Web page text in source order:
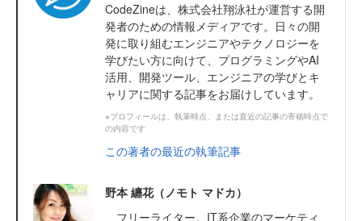
CodeZineは、株式会社翔泳社が運営する開
発者のための情報メディアです。日々の開
発に取り組むエンジニアやテクノロジーを
学びたい方に向けて、プログラミングやAI
活用、開発ツール、エンジニアの学びとキ
ャリアに関する記事をお届けしています。
※プロフィールは、執筆時点、または直近の記事の寄稿時点で
の内容です
この著者の最近の執筆記事
野本 纏花（ノモト マドカ）
フリーライター。IT系企業のマーケティ